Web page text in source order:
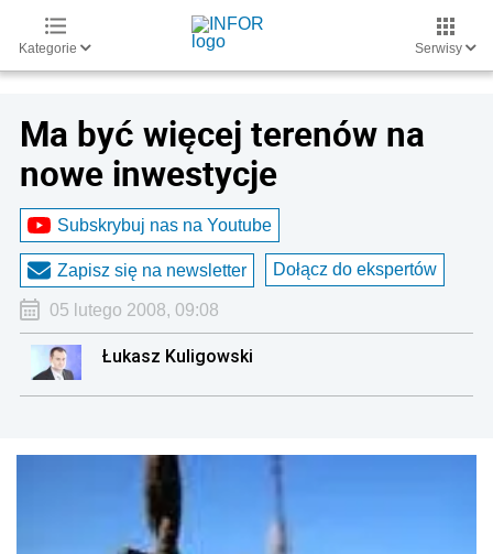
Kategorie Serwisy
Ma być więcej terenów na
nowe inwestycje
Subskrybuj nas na Youtube
Zapisz się na newsletter Dołącz do ekspertów
05 lutego 2008, 09:08
Łukasz Kuligowski